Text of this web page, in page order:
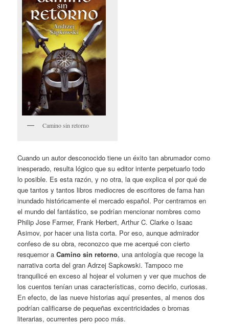
Camino sin retorno
Cuando un autor desconocido tiene un éxito tan abrumador como
inesperado, resulta lógico que su editor intente perpetuarlo todo
lo posible. Es esta razón, y no otra, la que explica el por qué de
que tantos y tantos libros mediocres de escritores de fama han
inundado históricamente el mercado español. Por centrarnos en
el mundo del fantástico, se podrían mencionar nombres como
Philip Jose Farmer, Frank Herbert, Arthur C. Clarke o Isaac
Asimov, por hacer una lista corta. Por eso, aunque admirador
confeso de su obra, reconozco que me acerqué con cierto
resquemor aCamino sin retorno, una antología que recoge la
narrativa corta del gran Adrzej Sapkowski. Tampoco me
tranquilicé en exceso al hojear el volumen y ver que muchos de
los cuentos tenían unas características, como decirlo, curiosas.
En efecto, de las nueve historias aquí presentes, al menos dos
podrían calificarse de pequeñas excentricidades o bromas
literarias, ocurrentes pero poco más.